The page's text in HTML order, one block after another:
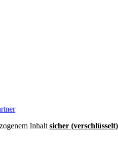
Inhalt sicher (verschlüsselt)